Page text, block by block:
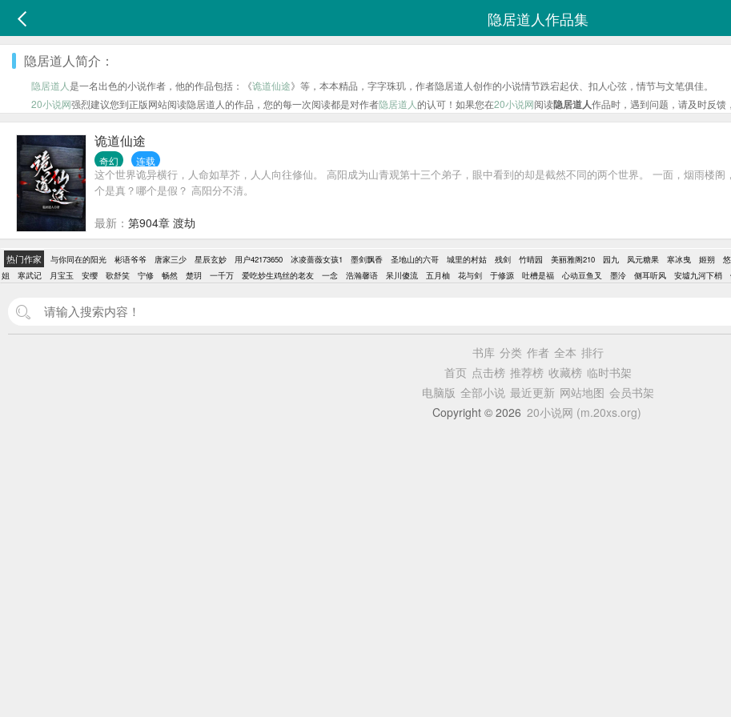
隐居道人作品集
隐居道人简介：
隐居道人是一名出色的小说作者，他的作品包括：《诡道仙途》等，本本精品，字字珠玑，作者隐居道人创作的小说情节跌宕起伏、扣人心弦，情节与文笔俱佳。
20小说网强烈建议您到正版网站阅读隐居道人的作品，您的每一次阅读都是对作者隐居道人的认可！如果您在20小说网阅读隐居道人作品时，遇到问题，请及时反
诡道仙途
奇幻 连载
这个世界诡异横行，人命如草芥，人人向往修仙。 高阳成为山青观第十三个弟子，眼中看到的却是截然不同的两个世界。 一面，烟雨楼
个是真？哪个是假？ 高阳分不清。
最新： 第904章 渡劫
热门作家 与你同在的阳光 彬语爷爷 唐家三少 星辰玄妙 用户42173650 冰凌蔷薇女孩1 墨剑飘香 圣地山的六哥 城里的村姑 残剑 竹晴园 美丽雅阁210 园九 凤元糖果 寒冰曳 姬朔
姐
寒武记 月宝玉 安缨 歌舒笑 宁修 畅然 楚玥 一千万 爱吃炒生鸡丝的老友 一念 浩瀚馨语 呆川傻流 五月柚 花与剑 于修源 吐槽是福 心动豆鱼叉 墨泠 侧耳听风 安墟九河下梢
书库 分类 作者 全本 排行
首页 点击榜 推荐榜 收藏榜 临时书架
电脑版 全部小说 最近更新 网站地图 会员书架
Copyright © 2026 20小说网 (m.20xs.org)